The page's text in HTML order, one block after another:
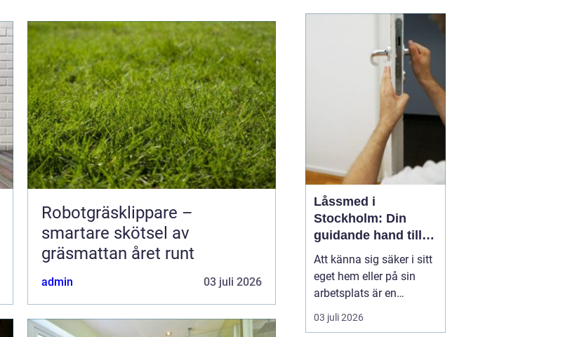
Robotgräsklippare –
smartare skötsel av
gräsmattan året runt
admin 03 juli 2026
Låssmed i
Stockholm: Din
guidande hand till
säkerhet och
trygghet
Att känna sig säker i sitt
eget hem eller på sin
arbetsplats är en
grundläggande del av
vår vardagliga trygghet.
03 juli 2026